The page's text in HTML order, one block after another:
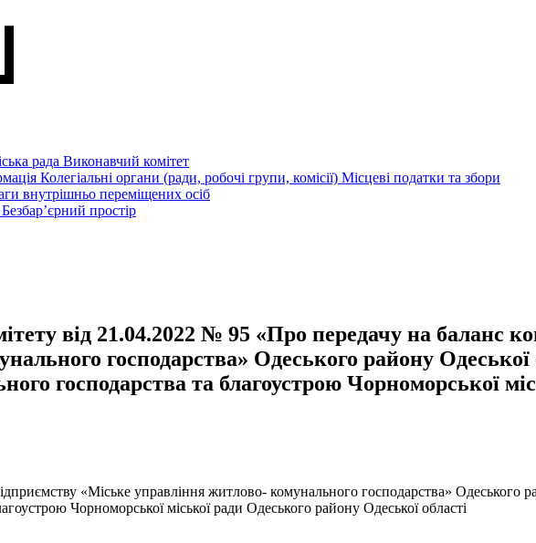
рада Виконавчий комітет
Колегіальні органи (ради, робочі групи, комісії) Місцеві податки та збори
внутрішньо переміщених осіб
Безбар’єрний простір
від 21.04.2022 № 95 «Про передачу на баланс
господарства» Одеського району Одеської
господарства та благоустрою Чорноморської
«Міське управління житлово- комунального господарства» Одеського
Чорноморської міської ради Одеського району Одеської області